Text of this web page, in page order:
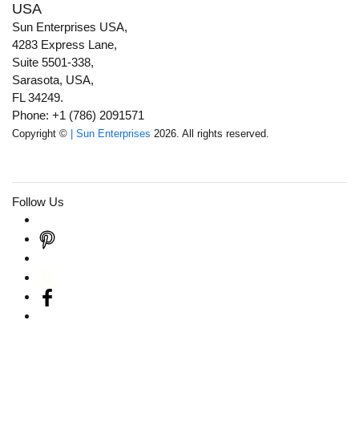
USA
Sun Enterprises USA,
4283 Express Lane,
Suite 5501-338,
Sarasota, USA,
FL 34249.
Phone: +1 (786) 2091571
Copyright © | Sun Enterprises 2026. All rights reserved.
Follow Us